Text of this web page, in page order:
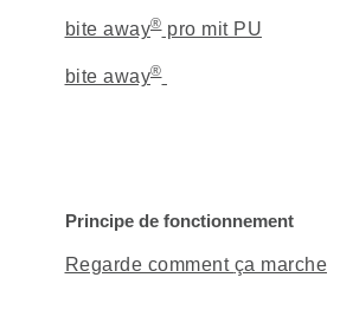
bite away®pro mit PU
bite away®
Principe de fonctionnement
Regarde comment ça marche